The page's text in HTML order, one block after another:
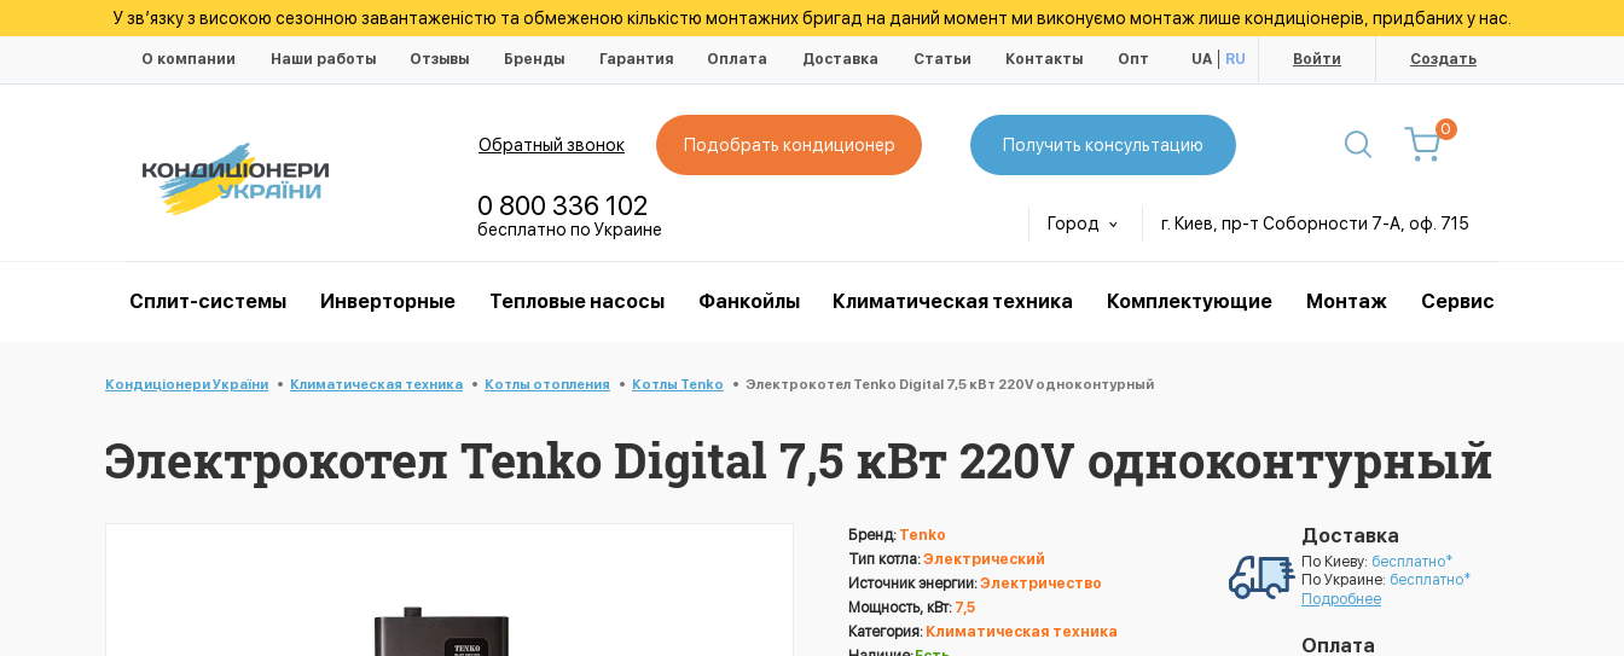
У зв’язку з високою сезонною завантаженістю та обмеженою кількістю монтажних бригад на даний момент ми виконуємо монтаж лише кондиціонерів, придбаних у нас.
О компании Наши работы Отзывы Бренды Гарантия Оплата Доставка Статьи Контакты Опт UA RU Войти Создать
Обратный звонок Подобрать кондиционер Получить консультацию
0
0 800 336 102
бесплатно по Украине Город г. Киев, пр-т Соборности 7-А, оф. 715
Cплит-системы Инверторные Тепловые насосы Фанкойлы Климатическая техника Комплектующие Монтаж Сервис
Кондиціонери України Климатическая техника Котлы отопления Котлы Tenko Электрокотел Tenko Digital 7,5 кВт 220V одноконтурный
Электрокотел Tenko Digital 7,5 кВт 220V одноконтурный
Бренд: Tenko
Тип котла:Электрический
Источник энергии:Электричество
Мощность, кВт: 7,5
Категория: Климатическая техника
Доставка
По Киеву: бесплатно*
По Украине: бесплатно*
Подробнее
Оплата